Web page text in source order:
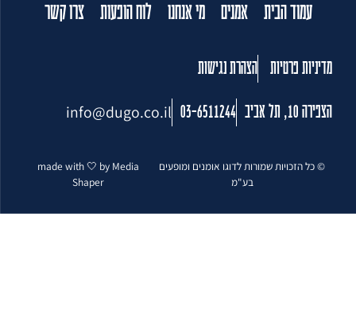
עמוד הבית אמנים מי אנחנו לוח הופעות צרו קשר
מדיניות פרטיות הצהרת נגישות
הצפירה 10, תל אביב 03-6511244
info@dugo.co.il
© כל הזכויות שמורות לדוגו אומנים ומופעים
בע"מ
made with 🤍 by Media
Shaper